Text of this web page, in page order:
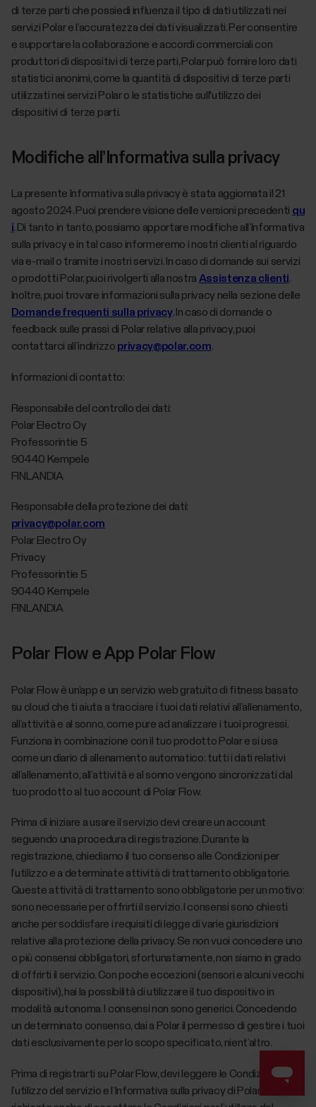
di terze parti che possiedi influenza il tipo di dati utilizzati nei
servizi Polar e l’accuratezza dei dati visualizzati. Per consentire
e supportare la collaborazione e accordi commerciali con
produttori di dispositivi di terze parti, Polar può fornire loro dati
statistici anonimi, come la quantità di dispositivi di terze parti
utilizzati nei servizi Polar o le statistiche sull'utilizzo dei
dispositivi di terze parti.
Modifiche all’Informativa sulla privacy
La presente Informativa sulla privacy è stata aggiornata il 21
agosto 2024. Puoi prendere visione delle versioni precedenti qu
i. Di tanto in tanto, possiamo apportare modifiche all’Informativa
sulla privacy e in tal caso informeremo i nostri clienti al riguardo
via e-mail o tramite i nostri servizi. In caso di domande sui servizi
o prodotti Polar, puoi rivolgerti alla nostra Assistenza clienti.
Inoltre, puoi trovare informazioni sulla privacy nella sezione delle
Domande frequenti sulla privacy. In caso di domande o
feedback sulle prassi di Polar relative alla privacy, puoi
contattarci all’indirizzo privacy@polar.com.
Informazioni di contatto:
Responsabile del controllo dei dati:
Polar Electro Oy
Professorintie 5
90440 Kempele
FINLANDIA
Responsabile della protezione dei dati:
privacy@polar.com
Polar Electro Oy
Privacy
Professorintie 5
90440 Kempele
FINLANDIA
Polar Flow e App Polar Flow
Polar Flow è un’app e un servizio web gratuito di fitness basato
su cloud che ti aiuta a tracciare i tuoi dati relativi all’allenamento,
all’attività e al sonno, come pure ad analizzare i tuoi progressi.
Funziona in combinazione con il tuo prodotto Polar e si usa
come un diario di allenamento automatico: tutti i dati relativi
all’allenamento, all’attività e al sonno vengono sincronizzati dal
tuo prodotto al tuo account di Polar Flow.
Prima di iniziare a usare il servizio devi creare un account
seguendo una procedura di registrazione. Durante la
registrazione, chiediamo il tuo consenso alle Condizioni per
l’utilizzo e a determinate attività di trattamento obbligatorie.
Queste attività di trattamento sono obbligatorie per un motivo:
sono necessarie per offrirti il servizio. I consensi sono chiesti
anche per soddisfare i requisiti di legge di varie giurisdizioni
relative alla protezione della privacy. Se non vuoi concedere uno
o più consensi obbligatori, sfortunatamente, non siamo in grado
di offrirti il servizio. Con poche eccezioni (sensori e alcuni vecchi
dispositivi), hai la possibilità di utilizzare il tuo dispositivo in
modalità autonoma. I consensi non sono generici. Concedendo
un determinato consenso, dai a Polar il permesso di gestire i tuoi
dati esclusivamente per lo scopo specificato, nient’altro.
Prima di registrarti su Polar Flow, devi leggere le Condizioni per
l’utilizzo del servizio e l’Informativa sulla privacy di Polar. Ti sarà